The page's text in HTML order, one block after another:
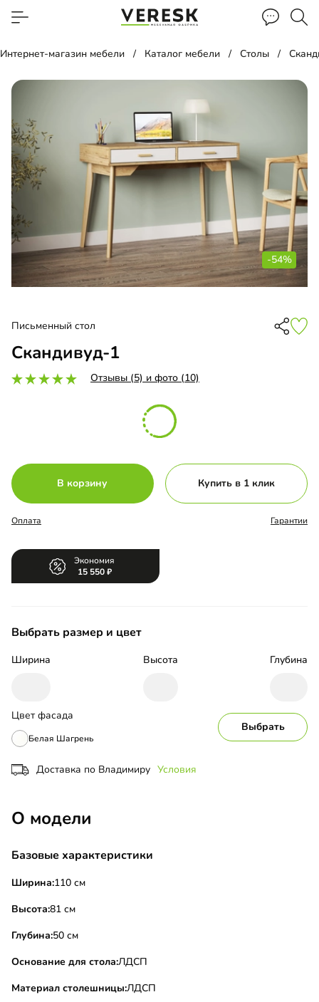
Интернет-магазин мебели Каталог мебели Столы
-54%
Письменный стол
Скандивуд-1
Отзывы (5) и фото (10)
В корзину Купить в 1 клик
Оплата Гарантии
Экономия
15 550
Выбрать размер и цвет
Ширина Высота Глубина
Цвет фасада
Белая Шагрень
Выбрать
Доставка по Владимиру Условия
О модели
Базовые характеристики
Ширина:110 см
Высота:81 см
Глубина:50 см
Основание для стола:ЛДСП
Материал столешницы:ЛДСП